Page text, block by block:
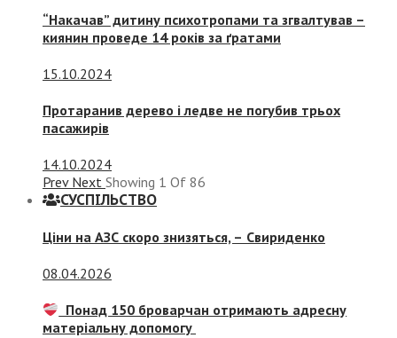
“Накачав” дитину психотропами та згвалтував –
киянин проведе 14 років за ґратами
15.10.2024
Протаранив дерево і ледве не погубив трьох
пасажирів
14.10.2024
Prev Next Showing 1 Of 86
СУСПIЛЬСТВО
Ціни на АЗС скоро знизяться, – Свириденко
08.04.2026
Понад 150 броварчан отримають адресну
матеріальну допомогу